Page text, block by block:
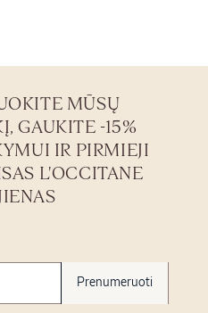
MŪSŲ
GAUKITE -15%
IR PIRMIEJI
L'OCCITANE
Prenumeruoti